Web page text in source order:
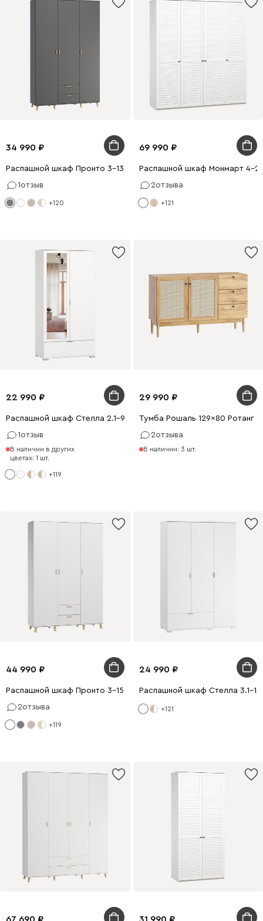
34 990
Распашной шкаф Пронто 3-130x210 Графитовый
1отзыв
+120
69 990
Распашной шкаф Монмарт 4-
2отзыва
+121
22 990
Распашной шкаф Стелла 2.1-90x200 Белый с зеркалом
1отзыв
В наличии в других
цветах: 1 шт.
+119
29 990
Тумба Рошаль 129x80 Ротанг
2отзыва
В наличии: 3 шт.
44 990
Распашной шкаф Пронто 3-150x220 Белый с зеркалом
2отзыва
+119
24 990
Распашной шкаф Стелла 3.1-
+121